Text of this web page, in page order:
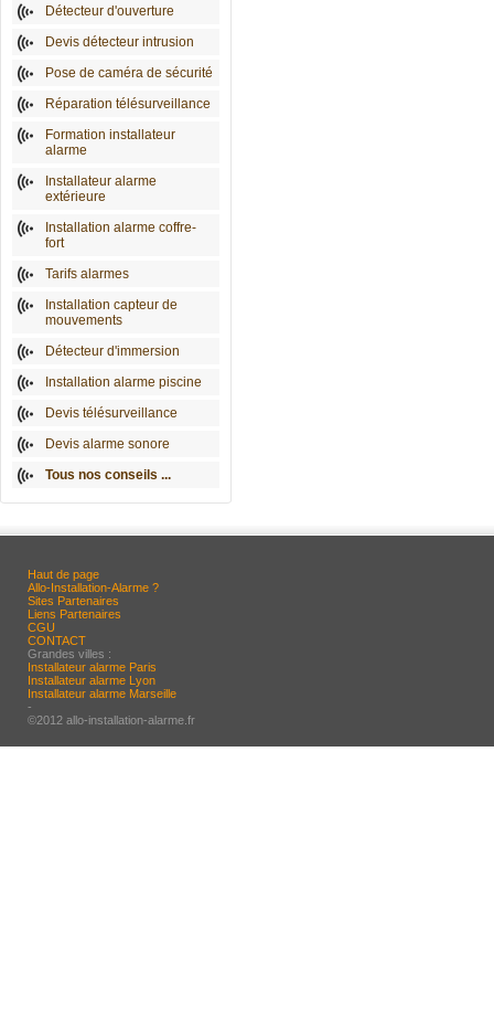
Détecteur d'ouverture
Devis détecteur intrusion
Pose de caméra de sécurité
Réparation télésurveillance
Formation installateur
alarme
Installateur alarme
extérieure
Installation alarme coffre-
fort
Tarifs alarmes
Installation capteur de
mouvements
Détecteur d'immersion
Installation alarme piscine
Devis télésurveillance
Devis alarme sonore
Tous nos conseils ...
Haut de page
Allo-Installation-Alarme ?
Sites Partenaires
Liens Partenaires
CGU
CONTACT
Grandes villes :
Installateur alarme Paris
Installateur alarme Lyon
Installateur alarme Marseille
-
©2012 allo-installation-alarme.fr